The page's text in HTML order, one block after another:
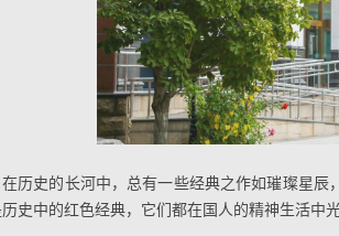
在历史的长河中，总有一些经典之作如璀璨星辰
史中的红色经典，它们都在国人的精神生活中光